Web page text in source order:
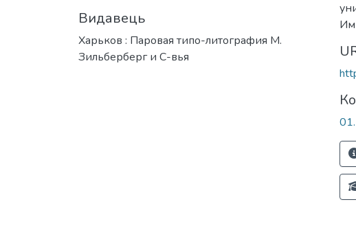
Видавець
Харьков : Паровая типо-литография М.
Зильберберг и С-вья
01.